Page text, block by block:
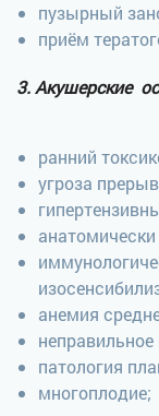
пузырный
приём
3. Акушерские
ранний
угроза
анатомически
анемия
патология
многоплодие;